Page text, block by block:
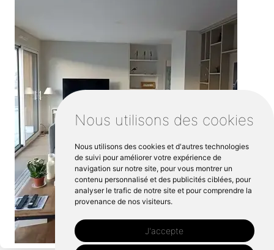
Nous utilisons des cookies
Nous utilisons des cookies et d'autres technologies
de suivi pour améliorer votre expérience de
navigation sur notre site, pour vous montrer un
contenu personnalisé et des publicités ciblées, pour
analyser le trafic de notre site et pour comprendre la
provenance de nos visiteurs.
J'accepte